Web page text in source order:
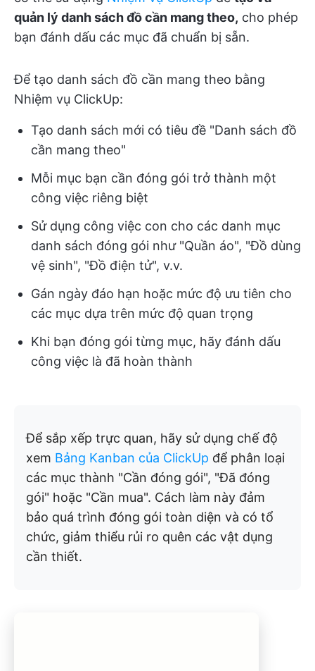
quản lý danh sách đồ cần mang theo, cho phép
bạn đánh dấu các mục đã chuẩn bị sẵn.
Để tạo danh sách đồ cần mang theo bằng
Nhiệm vụ ClickUp:
Tạo danh sách mới có tiêu đề "Danh sách đồ
cần mang theo"
Mỗi mục bạn cần đóng gói trở thành một
công việc riêng biệt
Sử dụng công việc con cho các danh mục
danh sách đóng gói như "Quần áo", "Đồ dùng
vệ sinh", "Đồ điện tử", v.v.
Gán ngày đáo hạn hoặc mức độ ưu tiên cho
các mục dựa trên mức độ quan trọng
Khi bạn đóng gói từng mục, hãy đánh dấu
công việc là đã hoàn thành
Để sắp xếp trực quan, hãy sử dụng chế độ
xem Bảng Kanban của ClickUp để phân loại
các mục thành "Cần đóng gói", "Đã đóng
gói" hoặc "Cần mua". Cách làm này đảm
bảo quá trình đóng gói toàn diện và có tổ
chức, giảm thiểu rủi ro quên các vật dụng
cần thiết.